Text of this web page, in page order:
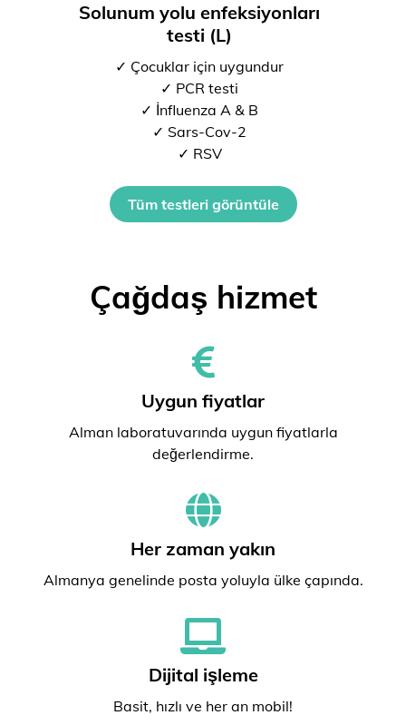
Solunum yolu enfeksiyonları
testi (L)
✓ Çocuklar için uygundur
✓ PCR testi
✓ İnfluenza A & B
✓ Sars-Cov-2
✓ RSV
Tüm testleri görüntüle
Çağdaş hizmet
Uygun fiyatlar
Alman laboratuvarında uygun fiyatlarla
değerlendirme.
Her zaman yakın
Almanya genelinde posta yoluyla ülke çapında.
Dijital işleme
Basit, hızlı ve her an mobil!